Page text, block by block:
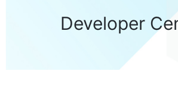
Developer